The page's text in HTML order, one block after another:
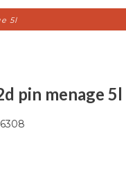
5l
pin menage 5l